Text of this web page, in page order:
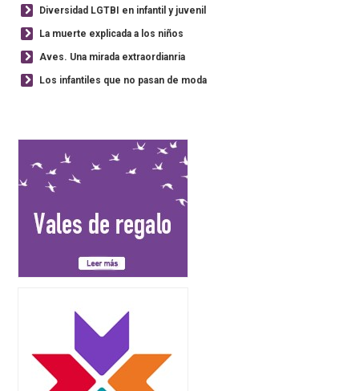
Diversidad LGTBI en infantil y juvenil
La muerte explicada a los niños
Aves. Una mirada extraordianria
Los infantiles que no pasan de moda